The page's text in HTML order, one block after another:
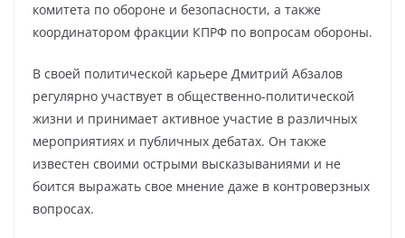
комитета по обороне и безопасности, а также
координатором фракции КПРФ по вопросам обороны.
В своей политической карьере Дмитрий Абзалов
регулярно участвует в общественно-политической
жизни и принимает активное участие в различных
мероприятиях и публичных дебатах. Он также
известен своими острыми высказываниями и не
боится выражать свое мнение даже в контроверзных
вопросах.